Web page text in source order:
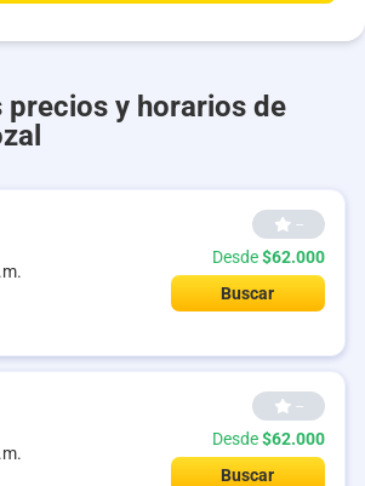
precios y horarios de
--
Desde$62.000
Buscar
--
Desde$62.000
Buscar